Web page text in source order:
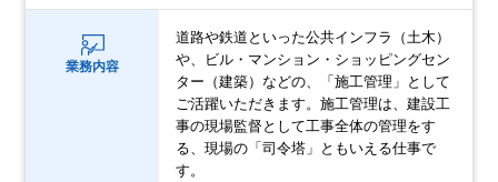
業務内容
道路や鉄道といった公共インフラ（土木）
や、ビル・マンション・ショッピングセン
ター（建築）などの、「施工管理」として
ご活躍いただきます。施工管理は、建設工
事の現場監督として工事全体の管理をす
る、現場の「司令塔」ともいえる仕事で
す。